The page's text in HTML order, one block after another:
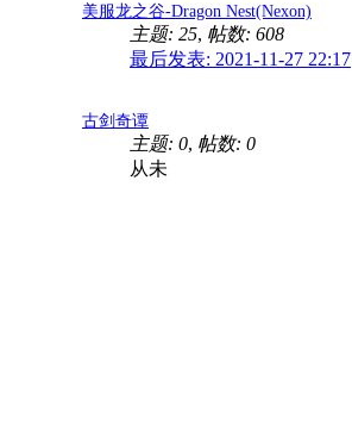
美服龙之谷-Dragon Nest(Nexon)
主题: 25, 帖数: 608
最后发表: 2021-11-27 22:17
古剑奇谭
主题: 0, 帖数: 0
从未